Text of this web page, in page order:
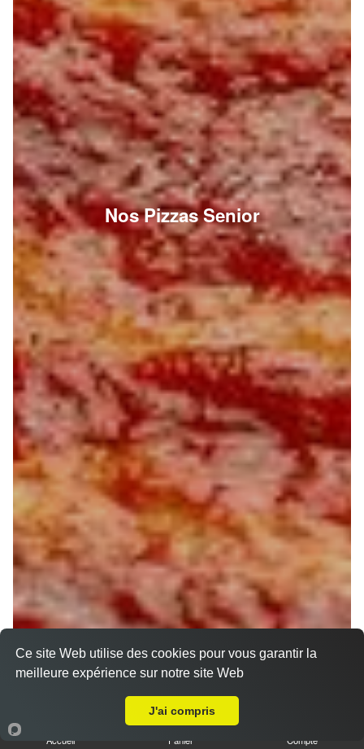
Nos Pizzas Senior
Accueil Panier Compte
Ce site Web utilise des cookies pour vous garantir la
meilleure expérience sur notre site Web
J'ai compris